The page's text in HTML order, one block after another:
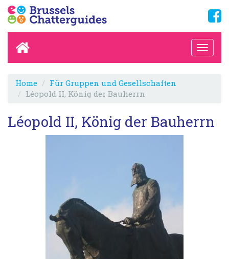
Home
Für Gruppen und Gesellschaften
Léopold II, König der Bauherrn
Léopold II, König der Bauherrn